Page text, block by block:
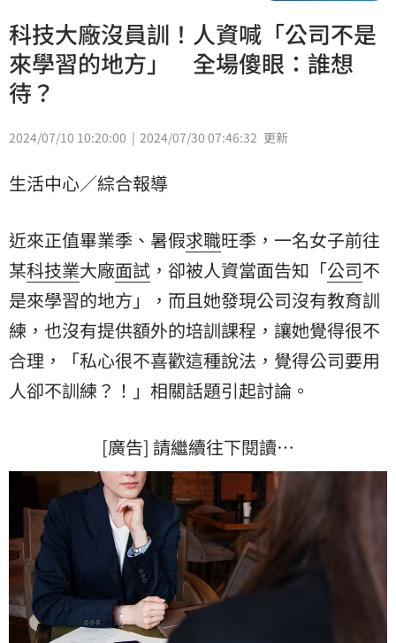
科技大廠沒員訓！人資喊「公司不是
來學習的地方」 全場傻眼：誰想
待？
2024/07/10 10:20:00 2024/07/30 07:46:32 更新
生活中心／綜合報導
近來正值畢業季、暑假求職旺季，一名女子前往
某科技業大廠面試 ，卻被人資當面告知「公司不
是來學習的地方」，而且她發現公司沒有教育訓
練，也沒有提供額外的培訓課程，讓她覺得很不
合理，「私心很不喜歡這種說法，覺得公司要用
人卻不訓練？！」相關話題引起討論。
[廣告] 請繼續往下閱讀…